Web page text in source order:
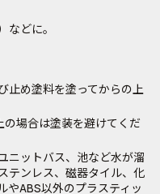
などに。
止め塗料を塗ってからの上
場合は塗装を避けてくだ
ニットバス、池など水が溜
テンレス、磁器タイル、化
やABS以外のプラスティッ